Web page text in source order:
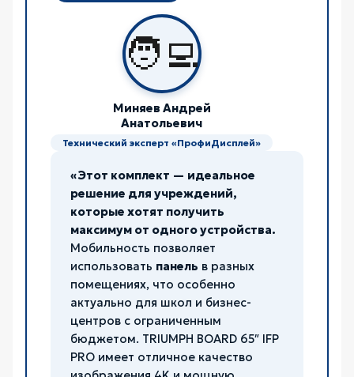
🧑‍💻
Миняев Андрей
Анатольевич
Технический эксперт «ПрофиДисплей»
«Этот комплект — идеальное
решение для учреждений,
которые хотят получить
максимум от одного устройства.
Мобильность позволяет
использовать панель в разных
помещениях, что особенно
актуально для школ и бизнес-
центров с ограниченным
бюджетом. TRIUMPH BOARD 65″ IFP
PRO имеет отличное качество